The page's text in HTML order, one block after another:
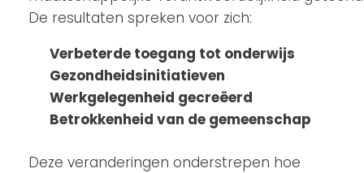
De resultaten spreken voor zich:
Verbeterde toegang tot onderwijs
Gezondheidsinitiatieven
Werkgelegenheid gecreëerd
Betrokkenheid van de gemeenschap
Deze veranderingen onderstrepen hoe